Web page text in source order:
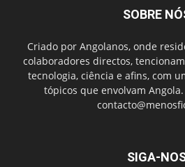
SOBRE
Criado por Angolanos, onde
colaboradores directos,
tecnologia, ciência e afins, com
tópicos que envolvam
SIGA-